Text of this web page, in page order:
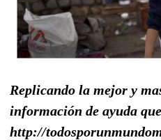
Replicando la mejor y
información de ayuda
http://